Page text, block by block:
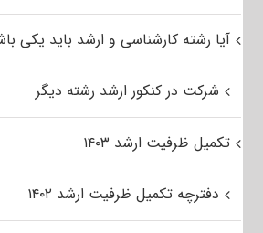
آیا رشته کارشناسی و ارشد باید یکی
شرکت در کنکور ارشد رشته دیگر
تکمیل ظرفیت ارشد ۱۴۰۳
دفترچه تکمیل ظرفیت ارشد ۱۴۰۲